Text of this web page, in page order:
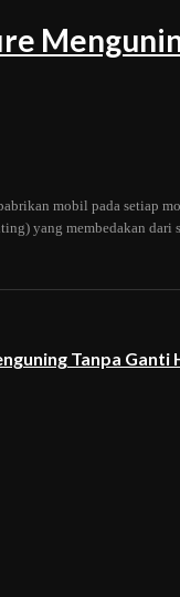
mobil pada setiap
yang membedakan dari
Tanpa Ganti